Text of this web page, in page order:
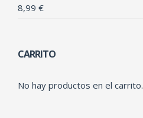
8,99 €
CARRITO
No hay productos en el carrito.